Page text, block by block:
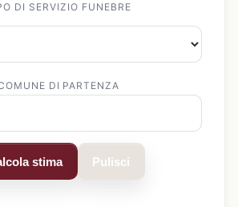
DI SERVIZIO FUNEBRE
DI PARTENZA
stima Pulisci